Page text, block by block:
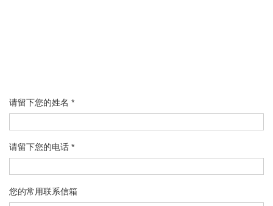
请留下您的姓名 *
请留下您的电话 *
您的常用联系信箱